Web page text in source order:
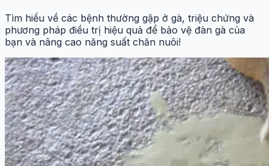
Tìm hiểu về các bệnh thường gặp ở gà, triệu chứng và
phương pháp điều trị hiệu quả để bảo vệ đàn gà của
bạn và nâng cao năng suất chăn nuôi!